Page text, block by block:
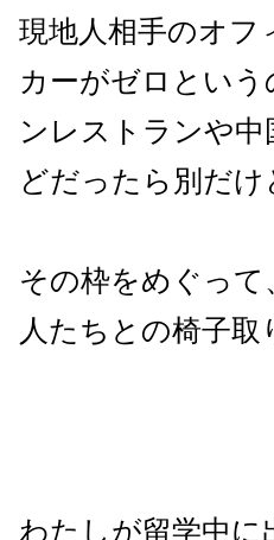
現地人相手のオ
カーがゼロとい
ンレストランや
どだったら別だけ
その枠をめぐっ
人たちとの椅子
わたしが留学中に